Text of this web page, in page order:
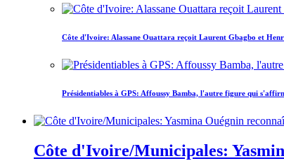
Côte d'Ivoire: Alassane Ouattara reçoit Laurent Gbagbo et
Présidentiables à GPS: Affoussy Bamba, l'autre figure qui
Côte d'Ivoire/Municipales: